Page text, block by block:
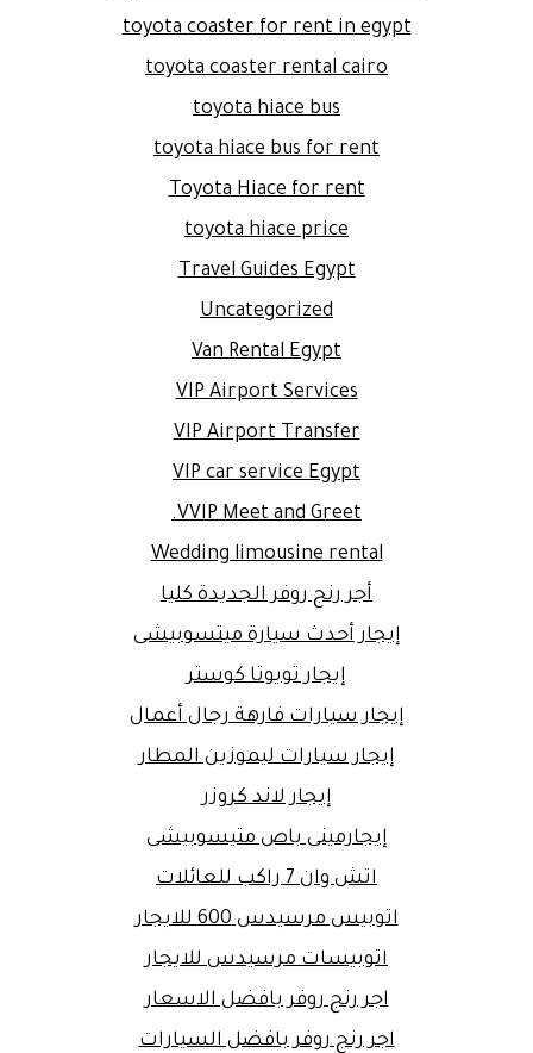
toyota coaster for rent in egypt
toyota coaster rental cairo
toyota hiace bus
toyota hiace bus for rent
Toyota Hiace for rent
toyota hiace price
Travel Guides Egypt
Uncategorized
Van Rental Egypt
VIP Airport Services
VIP Airport Transfer
VIP car service Egypt
VVIP Meet and Greet.
Wedding limousine rental
أجر رنج روفر الجديدة كليا
إيجار أحدث سيارة ميتسوبيشى
إيجار تويوتا كوستر
إيجار سيارات فارهة رجال أعمال
إيجار سيارات ليموزين المطار
إيجار لاند كروزر
إيجارمينى باص متيسوبيشى
اتش وان 7 راكب للعائلات
اتوبيس مرسيدس 600 للايجار
اتوبيسات مرسيدس للايجار
اجر رنج روفر بافضل الاسعار
اجر رنج روفر بافضل السيارات